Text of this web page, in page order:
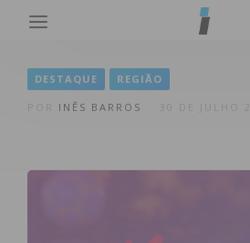
DESTAQUE REGIÃO
INÊS BARROS